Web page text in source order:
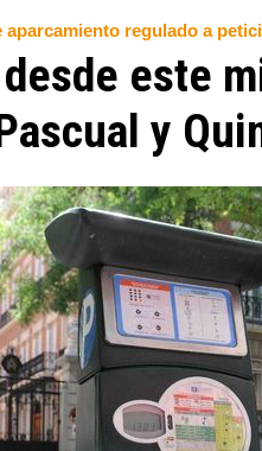
aparcamiento regulado a
desde este
y